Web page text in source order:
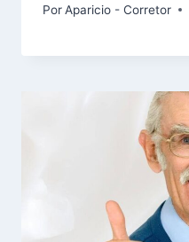
PorAparicio - Corretor